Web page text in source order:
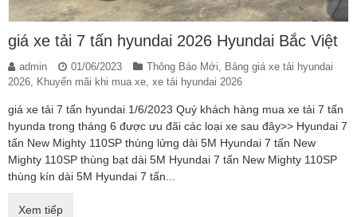
giá xe tải 7 tấn hyundai 2026 Hyundai Bắc Việt
admin 01/06/2023 Thông Báo Mới
Bảng giá xe tải hyundai
2026 Khuyến mãi khi mua xe xe tải hyundai 2026
giá xe tải 7 tấn hyundai 1/6/2023 Quý khách hàng mua xe tải 7 tấn
hyunda trong tháng 6 được ưu đãi các loại xe sau đây>> Hyundai 7
tấn New Mighty 110SP thùng lửng dài 5M Hyundai 7 tấn New
Mighty 110SP thùng bạt dài 5M Hyundai 7 tấn New Mighty 110SP
thùng kín dài 5M Hyundai 7 tấn...
Xem tiếp